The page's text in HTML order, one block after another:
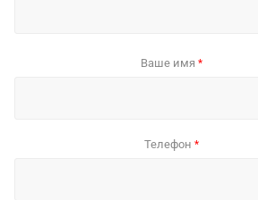
Ваше имя *
Телефон *